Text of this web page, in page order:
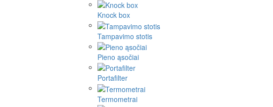
Knock box
Tampavimo stotis
Pieno ąsočiai
Portafilter
Termometrai